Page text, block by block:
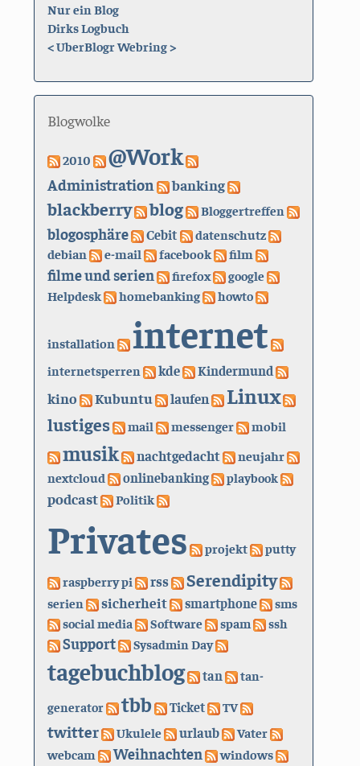
Nur ein Blog
Dirks Logbuch
<UberBlogr Webring>
Blogwolke
2010 @Work
Administration banking
blackberry blog Bloggertreffen
blogosphäre Cebit datenschutz
debian e-mail facebook film
filme und serien firefox
google
Helpdesk
homebanking howto
installation internet
internetsperren kde Kindermund
kino Kubuntu laufen Linux
lustiges mail messenger mobil
musik nachtgedacht neujahr
nextcloud onlinebanking playbook
podcast Politik
Privates projekt putty
raspberry pi rss Serendipity
serien sicherheit smartphone
sms
social media
Software spam ssh
Support Sysadmin Day
tagebuchblog tan
tan-
generator
tbb Ticket TV
twitter Ukulele urlaub
Vater
webcam
Weihnachten windows